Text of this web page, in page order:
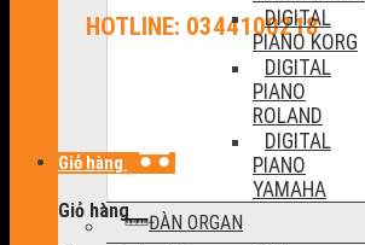
HOTLINE: 0344100218
Giỏ hàng
Giỏ hàng
DIGITAL
PIANO KORG
DIGITAL
PIANO
ROLAND
DIGITAL
PIANO
YAMAHA
ĐÀN ORGAN